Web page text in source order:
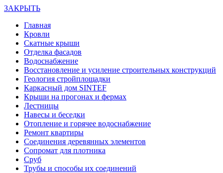
ЗАКРЫТЬ
Главная
Кровли
Скатные крыши
Отделка фасадов
Водоснабжение
Восстановление и усиление строительных конструкций
Геология стройплощадки
Каркасный дом SINTEF
Крыши на прогонах и фермах
Лестницы
Навесы и беседки
Отопление и горячее водоснабжение
Ремонт квартиры
Соединения деревянных элементов
Сопромат для плотника
Сруб
Трубы и способы их соединений